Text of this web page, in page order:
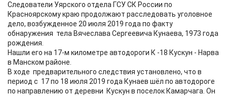
Следователи Уярского отдела ГСУ СК России по
Красноярскому краю продолжают расследовать уголовное
дело, возбужденное 20 июля 2019 года по факту
обнаружения тела Вячеслава Сергеевича Кунаева, 1973 года
рождения.
Нашли его на 17-м километре автодороги К -18 Кускун - Нарва
в Манском районе.
В ходе предварительного следствия установлено, что в
период с 17 по 18 июля 2019 года Кунаев шёл по автодороге
по направлению от деревни Кускун в поселок Камарчага. Он